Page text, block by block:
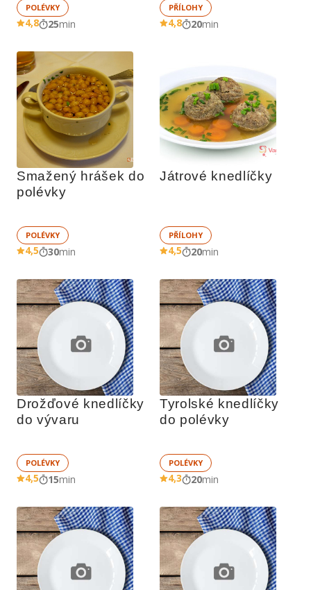
POLÉVKY
4,8 25min
PŘÍLOHY
4,8 20min
Smažený hrášek do
polévky
POLÉVKY
4,5 30min
Játrové knedlíčky
PŘÍLOHY
4,5 20min
Drožďové knedlíčky
do vývaru
POLÉVKY
4,5 15min
Tyrolské knedlíčky
do polévky
POLÉVKY
4,3 20min